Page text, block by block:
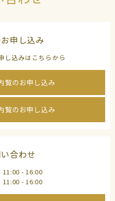
申し込み
し込みはこちらから
覧のお申し込み
覧のお申し込み
合わせ
11:00 - 16:00
11:00 - 16:00